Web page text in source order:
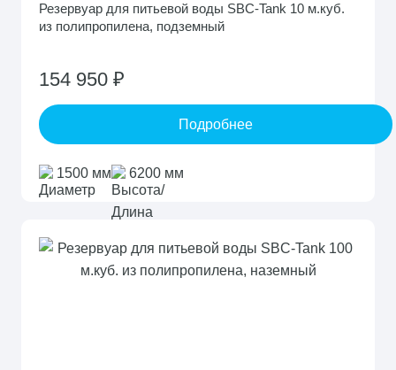
Резервуар для питьевой воды SBC-Tank 10 м.куб.
из полипропилена, подземный
154 950 ₽
Подробнее
1500 мм 6200 мм